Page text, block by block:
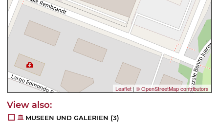
Leaflet | © OpenStreetMap contributors
MUSEEN UND GALERIEN (3)